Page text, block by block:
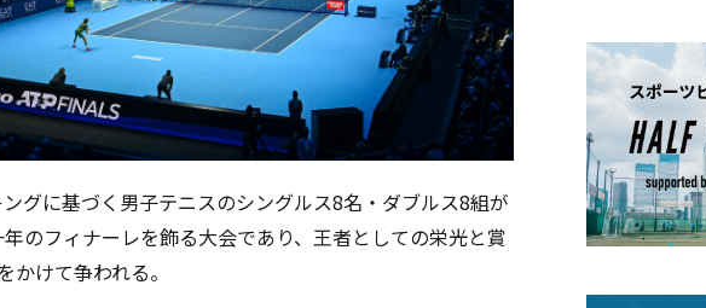
グに基づく男子テニスのシングルス8名・ダブルス8組が
のフィナーレを飾る大会であり、王者としての栄光と賞
けて争われる。